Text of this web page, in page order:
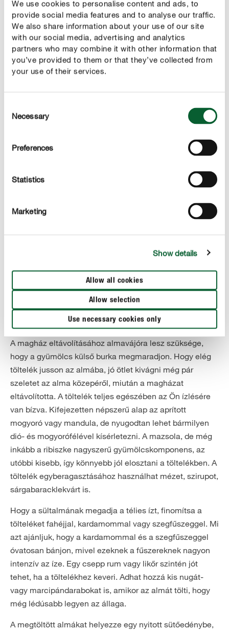
We use cookies to personalise content and ads, to
provide social media features and to analyse our traffic.
We also share information about your use of our site
with our social media, advertising and analytics
partners who may combine it with other information that
you’ve provided to them or that they’ve collected from
your use of their services.
Selection
Necessary
Preferences
Statistics
Marketing
Show details
Allow all cookies
Allow selection
Use necessary cookies only
eláll. Az almapürét befőzőüvegbe, vagy csatos üvegbe is
teheti, mivel abban rendszerint még tovább eláll a
tartalmuk.
itt semmi sem szab gátat a kreativitásnak. Hogy az alma
biztosan megőrizze a formáját és az aromáját főzés
közben, a főzőalmák fajtái közül válasszon. A klasszikus
német főzőalma a Boskoop, de a Cox Orange, a
Berlepsch, az Elstar és a Jonagold is kiváló, ha sültalmát
szeretnénk készíteni.
A magház eltávolításához almavájóra lesz szüksége,
hogy a gyümölcs külső burka megmaradjon. Hogy elég
töltelék jusson az almába, jó ötlet kivágni még pár
szeletet az alma közepéről, miután a magházat
eltávolította. A töltelék teljes egészében az Ön ízlésére
van bízva. Kifejezetten népszerű alap az aprított
mogyoró vagy mandula, de nyugodtan lehet bármilyen
dió- és mogyorófélével kísérletezni. A mazsola, de még
inkább a ribiszke nagyszerű gyümölcskomponens, az
utóbbi kisebb, így könnyebb jól elosztani a töltelékben. A
töltelék egyberagasztásához használhat mézet, szirupot,
sárgabaracklekvárt is.
Hogy a sültalmának megadja a télies ízt, finomítsa a
tölteléket fahéjjal, kardamommal vagy szegfűszeggel. Mi
azt ajánljuk, hogy a kardamommal és a szegfűszeggel
óvatosan bánjon, mivel ezeknek a fűszereknek nagyon
intenzív az íze. Egy csepp rum vagy likőr szintén jót
tehet, ha a töltelékhez keveri. Adhat hozzá kis nugát-
vagy marcipándarabokat is, amikor az almát tölti, hogy
még lédúsabb legyen az állaga.
A megtöltött almákat helyezze egy nyitott sütőedénybe,